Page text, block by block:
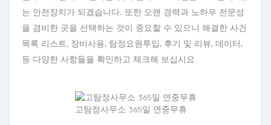
는 안전장치가 되겠습니다. 또한 오랜 경력과 노하우 전문성
을 겸비한 곳을 선택하는 것이 중요할 수 있으니 해결한 사건
목록 리스트, 장비사용, 탐정요원투입, 후기 및 리뷰, 데이터,
등 다양한 사항들을 확인하고 체크해 보십시요
고탐정사무소 365일 연중무휴